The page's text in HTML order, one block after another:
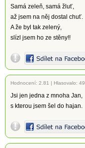
Samá zeleň, samá žluť,
až jsem na něj dostal chuť.
A že byl tak zelený,
slízl jsem ho ze stěny!!
Hodnocení: 2.81 | Hlasovalo: 49
Jsi jen jedna z mnoha Jan,
s kterou jsem šel do hajan.